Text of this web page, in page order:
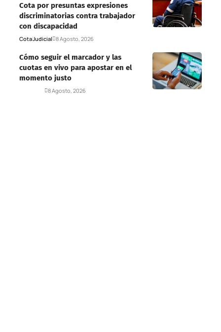
Cota por presuntas expresiones
discriminatorias contra trabajador
con discapacidad
CotaJudicial 8 Agosto, 2026
Cómo seguir el marcador y las
cuotas en vivo para apostar en el
momento justo
8 Agosto, 2026